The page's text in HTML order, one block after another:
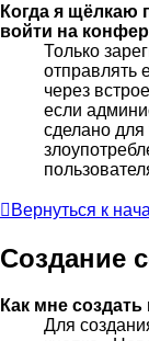
Когда я щёлкаю
войти на
Только
отправлять
через
если
сделано для
Вернуться к
Создание
Как мне
Для